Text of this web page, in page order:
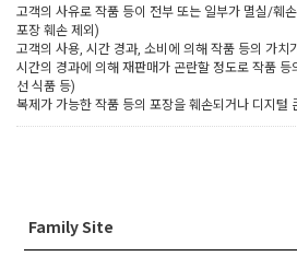
고객의 사유로 작품 등이 전부 또는 일부가 멸실/훼
포장 훼손 제외)
고객의 사용, 시간 경과, 소비에 의해 작품 등의 가치
시간의 경과에 의해 재판매가 곤란할 정도로 작품
선 식품 등)
복제가 가능한 작품 등의 포장을 훼손되거나 디지털